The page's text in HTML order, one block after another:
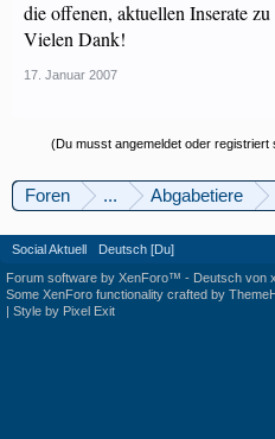
die offenen, aktuellen Inserate zu
Vielen Dank!
17. Januar 2007
(Du musst angemeldet oder registriert
Foren ... Abgabetiere
Social Aktuell Deutsch [Du]
Forum software by XenForo™ - Deutsch von
Some XenForo functionality crafted by
| Style by Pixel Exit